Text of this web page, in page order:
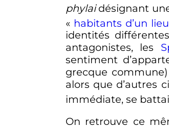
phylaidésignant
« habitants d’un lieu
identités
antagonistes, les
sentiment
grecque
alors que d’autres
immédiate, se
On retrouve ce